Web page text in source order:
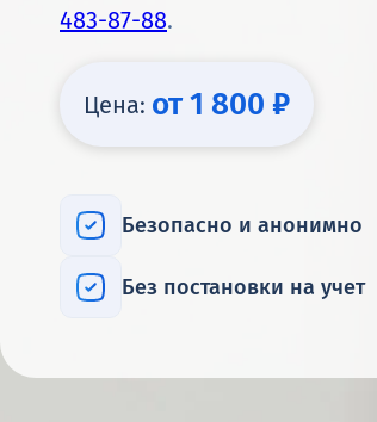
483-87-88.
Цена: от 1 800 ₽
Безопасно и анонимно
Без постановки на учет